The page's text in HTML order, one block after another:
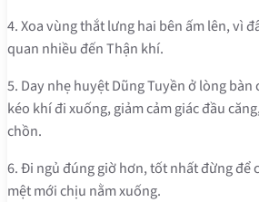
4. Xoa vùng thắt lưng hai bên ấm lên, vì
quan nhiều đến Thận khí.
5. Day nhẹ huyệt Dũng Tuyền ở lòng bàn
kéo khí đi xuống, giảm cảm giác đầu
chồn.
6. Đi ngủ đúng giờ hơn, tốt nhất đừng để
mệt mới chịu nằm xuống.